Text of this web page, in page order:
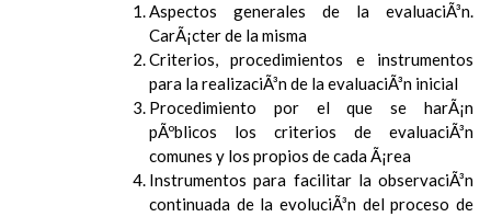
Aspectos generales de la evaluaciÃ³n.
CarÃ¡cter de la misma
Criterios, procedimientos e instrumentos
para la realizaciÃ³n de la evaluaciÃ³n inicial
Procedimiento por el que se harÃ¡n
pÃºblicos los criterios de evaluaciÃ³n
comunes y los propios de cada Ã¡rea
Instrumentos para facilitar la observaciÃ³n
continuada de la evoluciÃ³n del proceso de